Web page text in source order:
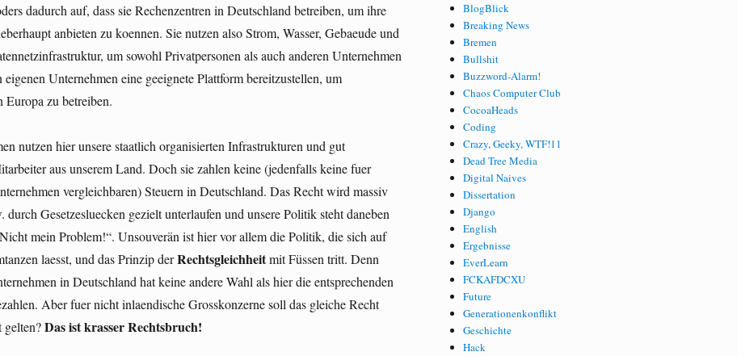
dadurch auf, dass sie Rechenzentren in Deutschland betreiben, um ihre
anbieten zu koennen. Sie nutzen also Strom, Wasser, Gebaeude und
um sowohl Privatpersonen als auch anderen Unternehmen
eigenen Unternehmen eine geeignete Plattform bereitzustellen, um
Europa zu betreiben.
nutzen hier unsere staatlich organisierten Infrastrukturen und gut
aus unserem Land. Doch sie zahlen keine (jedenfalls keine fuer
vergleichbaren) Steuern in Deutschland. Das Recht wird massiv
durch Gesetzesluecken gezielt unterlaufen und unsere Politik steht daneben
mein Problem!“. Unsouverän ist hier vor allem die Politik, die sich auf
laesst, und das Prinzip derRechtsgleichheitmit Füssen tritt. Denn
in Deutschland hat keine andere Wahl als hier die entsprechenden
Aber fuer nicht inlaendische Grosskonzerne soll das gleiche Recht
Das ist krasser Rechtsbruch!
BlogBlick
Breaking News
Bremen
Bullshit
Buzzword-Alarm!
Chaos Computer Club
CocoaHeads
Coding
Crazy, Geeky, WTF!11
Dead Tree Media
Digital Naives
Dissertation
Django
English
Ergebnisse
EverLearn
FCKAFDCXU
Future
Generationenkonflikt
Geschichte
Hack